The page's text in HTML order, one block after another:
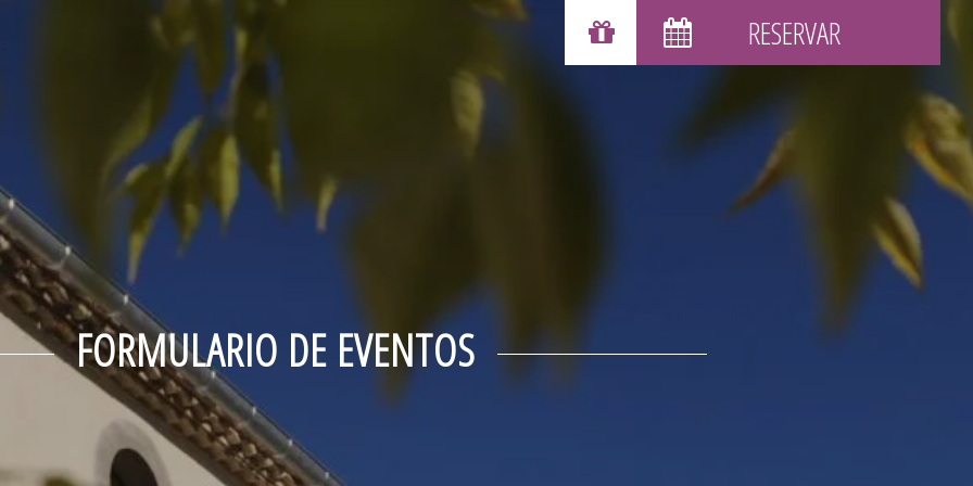
RESERVAR
VALES DE REGALO
FORMULARIO DE EVENTOS